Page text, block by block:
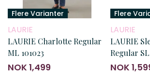
Flere Varianter
LAURIE
LAURIE Charlotte Regular
ML 101023
NOK 1,499
Flere
LAURIE
LAURIE
Regular
NOK